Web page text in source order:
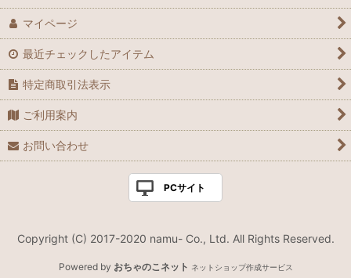
マイページ
最近チェックしたアイテム
特定商取引法表示
ご利用案内
お問い合わせ
PCサイト
Copyright (C) 2017-2020 namu- Co., Ltd. All Rights Reserved.
Powered by おちゃのこネット ネットショップ作成サービス